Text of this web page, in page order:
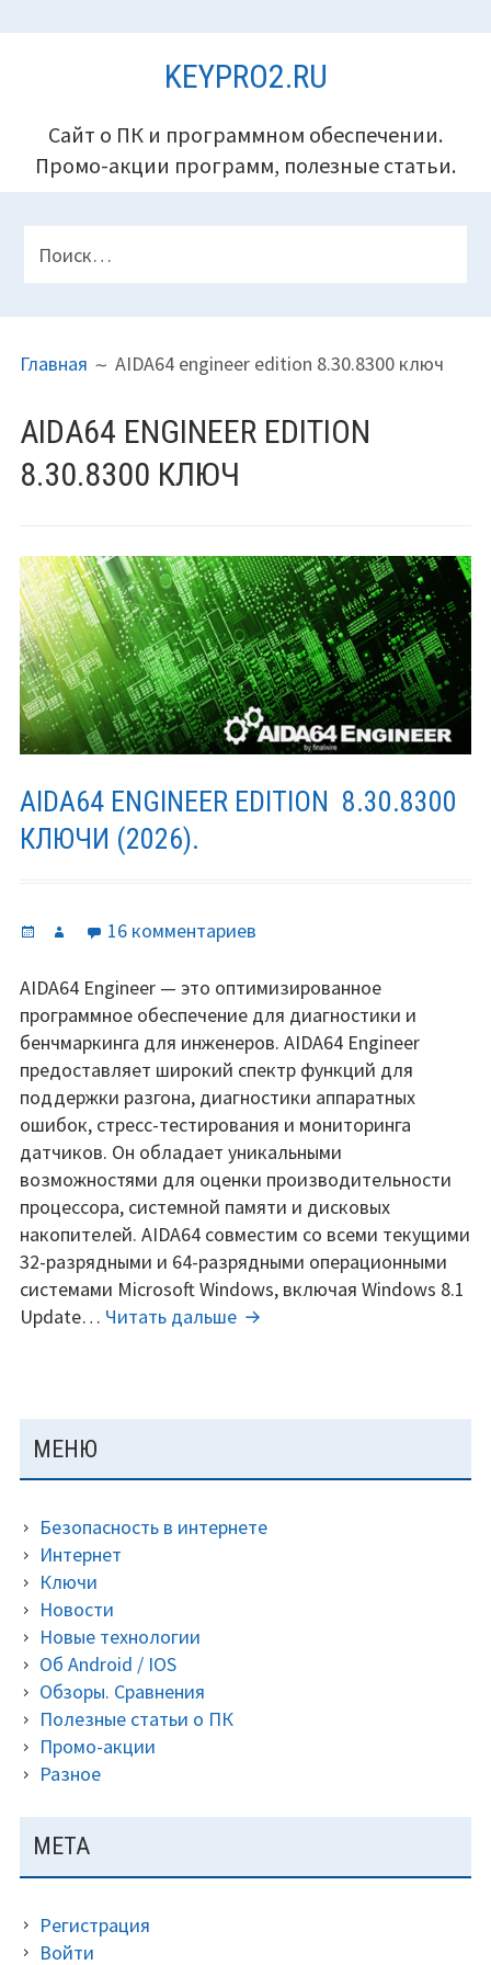
KEYPRO2.RU
Сайт о ПК и программном обеспечении.
Промо-акции программ, полезные статьи.
ВЕРХНЕГО
КОЛОНТИТУЛА
Найти:
НА
(ХЛЕБНЫЕ
КРОШКИ)
Главная AIDA64 engineer edition 8.30.8300 ключ
AIDA64 ENGINEER EDITION
8.30.8300 КЛЮЧ
AIDA64 ENGINEER EDITION 8.30.8300
КЛЮЧИ (2026).
Опубликовано
Автор 16 комментариевк
AIDA64
engineer
edition
8.30.8300
ключи
(2026).
AIDA64 Engineer — это оптимизированное
программное обеспечение для диагностики и
бенчмаркинга для инженеров. AIDA64 Engineer
предоставляет широкий спектр функций для
поддержки разгона, диагностики аппаратных
ошибок, стресс-тестирования и мониторинга
датчиков. Он обладает уникальными
возможностями для оценки производительности
процессора, системной памяти и дисковых
накопителей. AIDA64 совместим со всеми текущими
32-разрядными и 64-разрядными операционными
системами Microsoft Windows, включая Windows 8.1
Update… Читать дальше AIDA64
ключи
ОСНОВНАЯ
ПАНЕЛЬ
МЕНЮ
Безопасность в интернете
Интернет
Ключи
Новости
Новые технологии
Об Android / IOS
Обзоры. Сравнения
Полезные статьи о ПК
Промо-акции
Разное
МЕТА
Регистрация
Войти